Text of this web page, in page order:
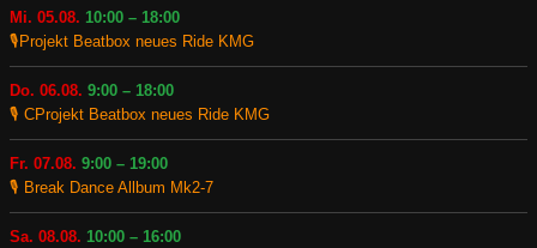
Mi. 05.08. 10:00 – 18:00
🎙️Projekt Beatbox neues Ride KMG
Do. 06.08. 9:00 – 18:00
🎙️ CProjekt Beatbox neues Ride KMG
Fr. 07.08. 9:00 – 19:00
🎙️ Break Dance Allbum Mk2-7
Sa. 08.08. 10:00 – 16:00